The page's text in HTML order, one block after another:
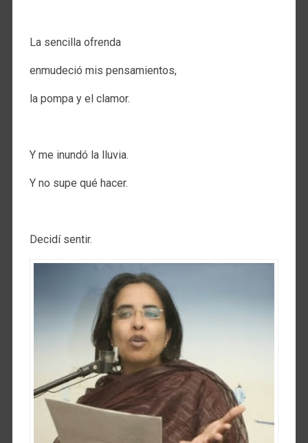
La sencilla ofrenda
enmudeció mis pensamientos,
la pompa y el clamor.
Y me inundó la lluvia.
Y no supe qué hacer.
Decidí sentir.